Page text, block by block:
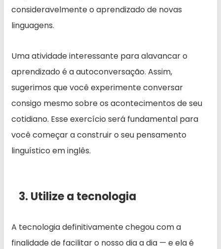
consideravelmente o aprendizado de novas
linguagens.
Uma atividade interessante para alavancar o
aprendizado é a autoconversação. Assim,
sugerimos que você experimente conversar
consigo mesmo sobre os acontecimentos de seu
cotidiano. Esse exercício será fundamental para
você começar a construir o seu pensamento
linguístico em inglês.
3. Utilize a tecnologia
A tecnologia definitivamente chegou com a
finalidade de facilitar o nosso dia a dia — e ela é